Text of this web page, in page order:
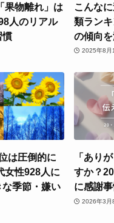
果物離れ」は
人のリアル
慣
こんな
類ラン
の傾向
2025年8月
は圧倒的に
女性928人に
季節・嫌い
「あり
すか？
に感謝
2026年3月